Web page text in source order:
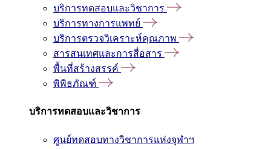
บริการทดสอบและวิชาการ
บริการทางการแพทย์
บริการตรวจวิเคราะห์คุณภาพ
สารสนเทศและการสื่อสาร
พื้นที่สร้างสรรค์
พิพิธภัณฑ์
บริการทดสอบและวิชาการ
ศูนย์ทดสอบทางวิชาการแห่งจุฬาฯ